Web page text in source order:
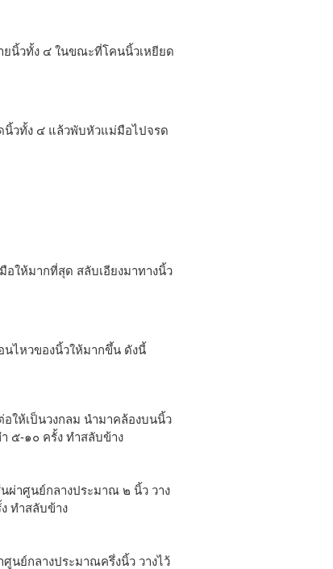
ยนิ้วทั้ง ๔ ในขณะที่โคนนิ้วเหยียด
นิ้วทั้ง ๔ แล้วพับหัวแม่มือไปจรด
ให้มากที่สุด สลับเอียงมาทางนิ้ว
นไหวของนิ้วให้มากขึ้น ดังนี้
ให้เป็นวงกลม นำมาคล้องบนนิ้ว
๕-๑๐ ครั้ง ทำสลับข้าง
ผ่าศูนย์กลางประมาณ ๒ นิ้ว วาง
ทำสลับข้าง
นย์กลางประมาณครึ่งนิ้ว วางไว้